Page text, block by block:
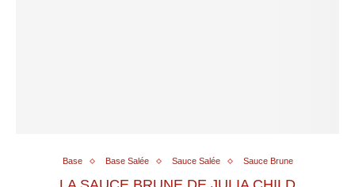
Base Base Salée Sauce Salée Sauce Brune